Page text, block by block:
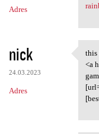
Adres
nick
24.03.2023
Adres
this
this
<a